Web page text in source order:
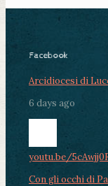
Facebook
Arcidiocesi di
6 days ago
youtu.be/
Con gli occhi di